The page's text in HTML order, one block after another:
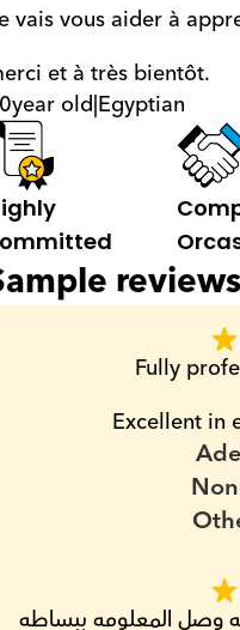
vais vous aider à
et à très bientôt.
year old|Egyptian
reviews
Fully
Excellent in